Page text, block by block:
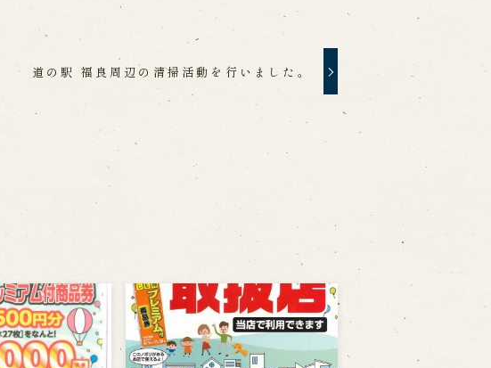
道の駅 福良周辺の清掃活動を行いました。